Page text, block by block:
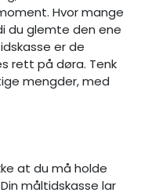
Hvor mange
du glemte den ene
er de
rett på døra. Tenk
mengder, med
at du må holde
måltidskasse lar